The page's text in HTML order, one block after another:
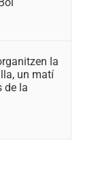
la
un matí
de la